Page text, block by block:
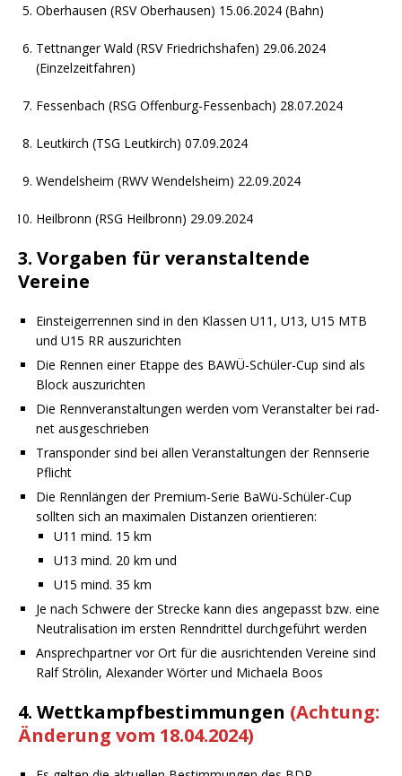
Oberhausen (RSV Oberhausen) 15.06.2024 (Bahn)
Tettnanger Wald (RSV Friedrichshafen) 29.06.2024
(Einzelzeitfahren)
Fessenbach (RSG Offenburg-Fessenbach) 28.07.2024
Leutkirch (TSG Leutkirch) 07.09.2024
Wendelsheim (RWV Wendelsheim) 22.09.2024
Heilbronn (RSG Heilbronn) 29.09.2024
3. Vorgaben für veranstaltende
Vereine
Einsteigerrennen sind in den Klassen U11, U13, U15 MTB
und U15 RR auszurichten
Die Rennen einer Etappe des BAWÜ-Schüler-Cup sind als
Block auszurichten
Die Rennveranstaltungen werden vom Veranstalter bei rad-
net ausgeschrieben
Transponder sind bei allen Veranstaltungen der Rennserie
Pflicht
Die Rennlängen der Premium-Serie BaWü-Schüler-Cup
sollten sich an maximalen Distanzen orientieren:
U11 mind. 15 km
U13 mind. 20 km und
U15 mind. 35 km
Je nach Schwere der Strecke kann dies angepasst bzw. eine
Neutralisation im ersten Renndrittel durchgeführt werden
Ansprechpartner vor Ort für die ausrichtenden Vereine sind
Ralf Strölin, Alexander Wörter und Michaela Boos
4. Wettkampfbestimmungen (Achtung:
Änderung vom 18.04.2024)